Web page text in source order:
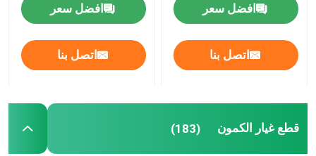
افضل سعر
اتصل بنا
افضل سعر
اتصل بنا
قطع غيار الكمون (183)